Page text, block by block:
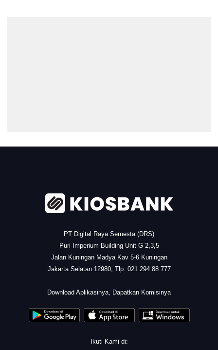
PT Digital Raya Semesta (DRS)
Puri Imperium Building Unit G 2,3,5
Jalan Kuningan Madya Kav 5-6 Kuningan
Jakarta Selatan 12980, Tlp. 021 294 88 777
Download Aplikasinya, Dapatkan Komisinya
Ikuti Kami di: